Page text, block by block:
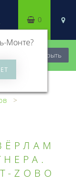
Закрыть
Монте?
0
ZOBO